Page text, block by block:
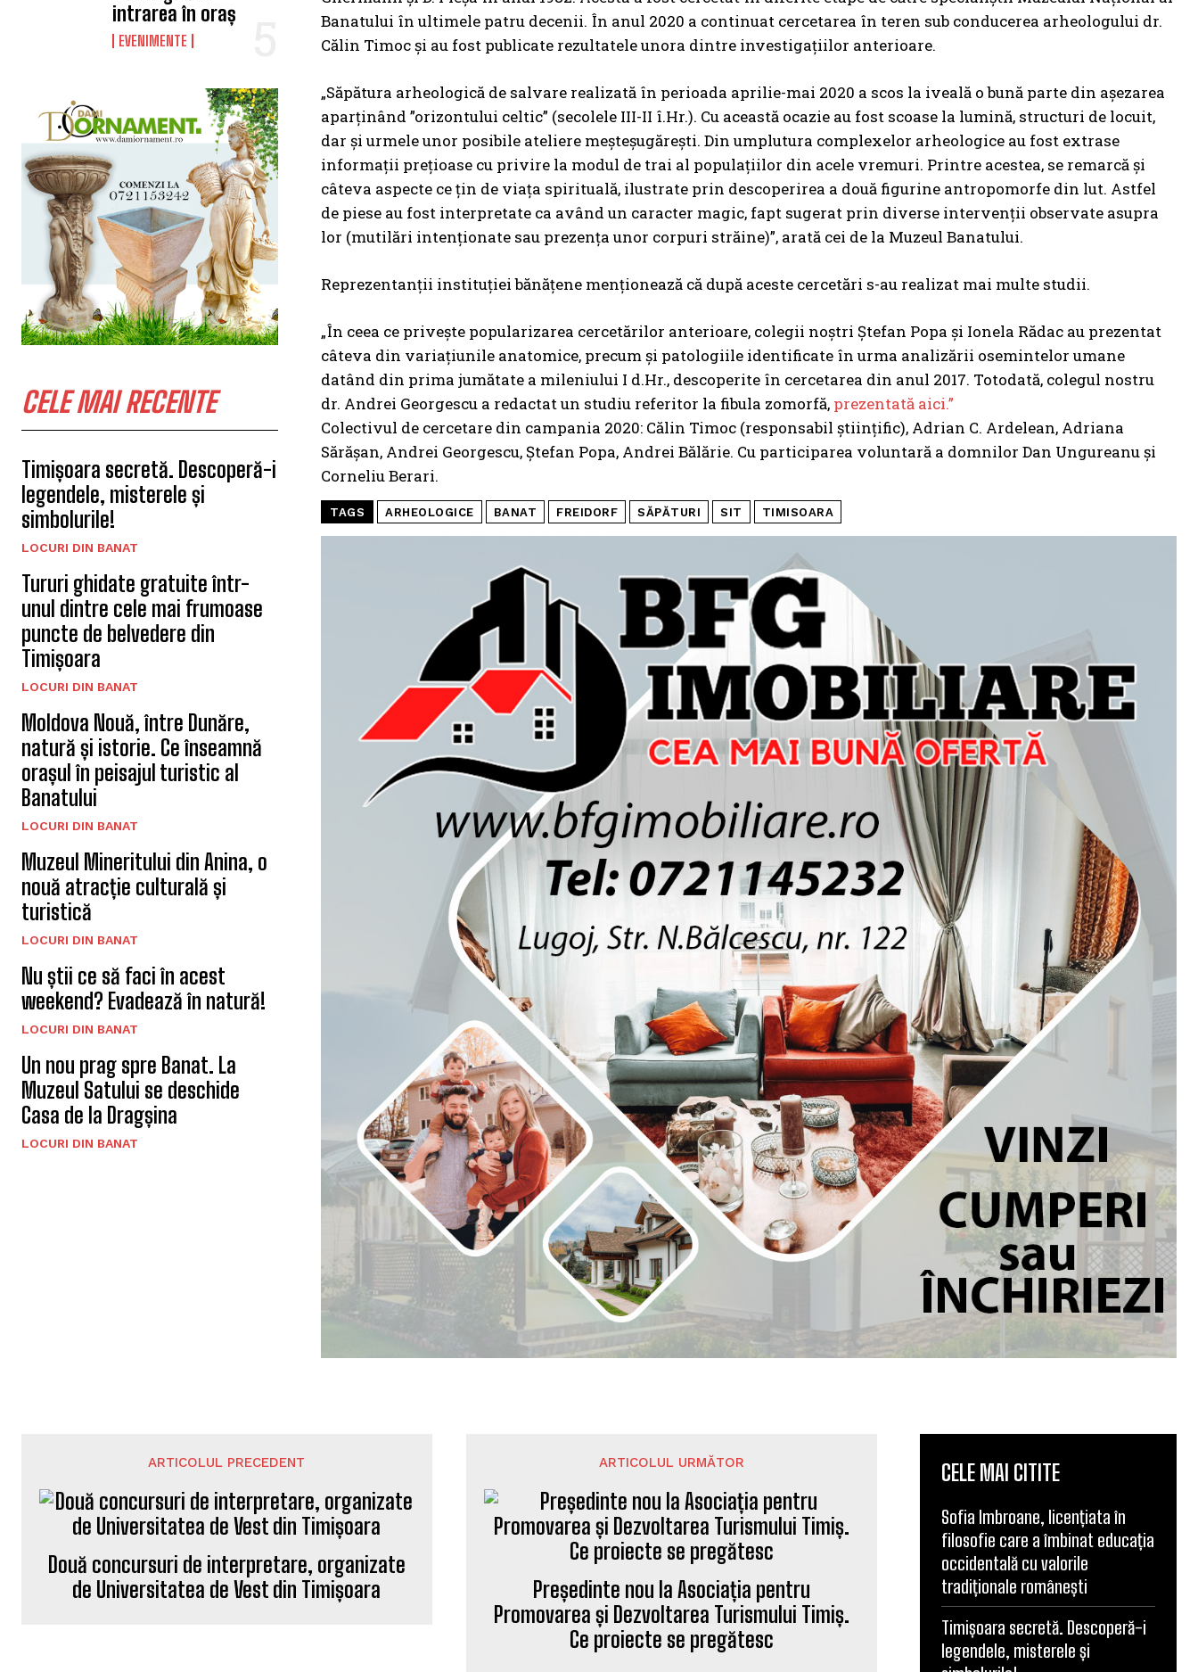
intrarea în oraș
EVENIMENTE
CELE MAI RECENTE
Timișoara secretă. Descoperă-i
legendele, misterele și
simbolurile!
LOCURI DIN BANAT
Tururi ghidate gratuite într-
unul dintre cele mai frumoase
puncte de belvedere din
Timișoara
LOCURI DIN BANAT
Moldova Nouă, între Dunăre,
natură și istorie. Ce înseamnă
orașul în peisajul turistic al
Banatului
LOCURI DIN BANAT
Muzeul Mineritului din Anina, o
nouă atracție culturală și
turistică
LOCURI DIN BANAT
Nu știi ce să faci în acest
weekend? Evadează în natură!
LOCURI DIN BANAT
Un nou prag spre Banat. La
Muzeul Satului se deschide
Casa de la Dragșina
LOCURI DIN BANAT
Banatului în ultimele patru decenii. În anul 2020 a continuat cercetarea în teren sub conducerea arheologului dr.
Călin Timoc și au fost publicate rezultatele unora dintre investigațiilor anterioare.
„Săpătura arheologică de salvare realizată în perioada aprilie-mai 2020 a scos la iveală o bună parte din așezarea
aparținând ”orizontului celtic” (secolele III-II î.Hr.). Cu această ocazie au fost scoase la lumină, structuri de locuit,
dar și urmele unor posibile ateliere meșteșugărești. Din umplutura complexelor arheologice au fost extrase
informații prețioase cu privire la modul de trai al populațiilor din acele vremuri. Printre acestea, se remarcă și
câteva aspecte ce țin de viața spirituală, ilustrate prin descoperirea a două figurine antropomorfe din lut. Astfel
de piese au fost interpretate ca având un caracter magic, fapt sugerat prin diverse intervenții observate asupra
lor (mutilări intenționate sau prezența unor corpuri străine)”, arată cei de la Muzeul Banatului.
Reprezentanții instituției bănățene menționează că după aceste cercetări s-au realizat mai multe studii.
„În ceea ce privește popularizarea cercetărilor anterioare, colegii noștri Ștefan Popa și Ionela Rădac au prezentat
câteva din variațiunile anatomice, precum și patologiile identificate în urma analizării osemintelor umane
datând din prima jumătate a mileniului I d.Hr., descoperite în cercetarea din anul 2017. Totodată, colegul nostru
dr. Andrei Georgescu a redactat un studiu referitor la fibula zomorfă, prezentată aici.”
Colectivul de cercetare din campania 2020: Călin Timoc (responsabil științific), Adrian C. Ardelean, Adriana
Sărășan, Andrei Georgescu, Ștefan Popa, Andrei Bălărie. Cu participarea voluntară a domnilor Dan Ungureanu și
Corneliu Berari.
TAGS ARHEOLOGICE BANAT FREIDORF SĂPĂTURI SIT TIMISOARA
ARTICOLUL PRECEDENT
Două concursuri de interpretare, organizate
de Universitatea de Vest din Timișoara
ARTICOLUL URMĂTOR
Președinte nou la Asociația pentru
Promovarea și Dezvoltarea Turismului Timiș.
Ce proiecte se pregătesc
CELE MAI CITITE
Sofia Imbroane, licențiata în
filosofie care a îmbinat educația
occidentală cu valorile
tradiționale românești
Timișoara secretă. Descoperă-i
legendele, misterele și